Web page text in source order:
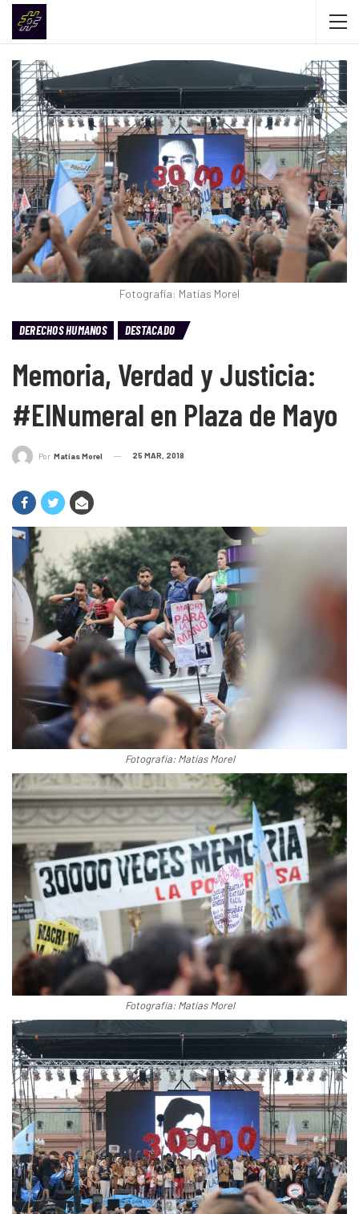
Fotografía: Matías Morel
DERECHOS HUMANOS DESTACADO
Memoria, Verdad y Justicia:
#ElNumeral en Plaza de Mayo
Por Matías Morel 25 MAR, 2018
Fotografía: Matías Morel
Fotografía: Matías Morel